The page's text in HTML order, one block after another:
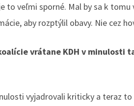
to veľmi sporné. Mal by sa k
aby rozptýlil obavy. Nie cez
vrátane KDH v minulosti
vyjadrovali kriticky a teraz